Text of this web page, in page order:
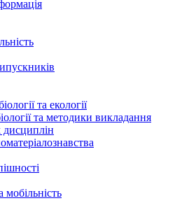
та екології
та методики викладання
дисциплін